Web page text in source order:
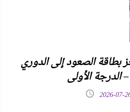
الصعود إلى الدوري
– الدرجة الأولى
2026-07-